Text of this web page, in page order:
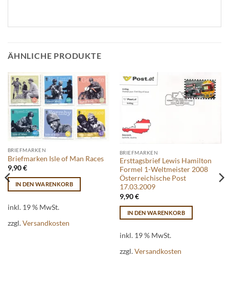
ÄHNLICHE PRODUKTE
BRIEFMARKEN
Briefmarken Isle of Man Races
9,90€
IN DEN WARENKORB
inkl. 19 % MwSt.
zzgl.Versandkosten
BRIEFMARKEN
Ersttagsbrief Lewis Hamilton
Formel 1-Weltmeister 2008
Österreichische Post
17.03.2009
9,90€
IN DEN WARENKORB
inkl. 19 % MwSt.
zzgl.Versandkosten